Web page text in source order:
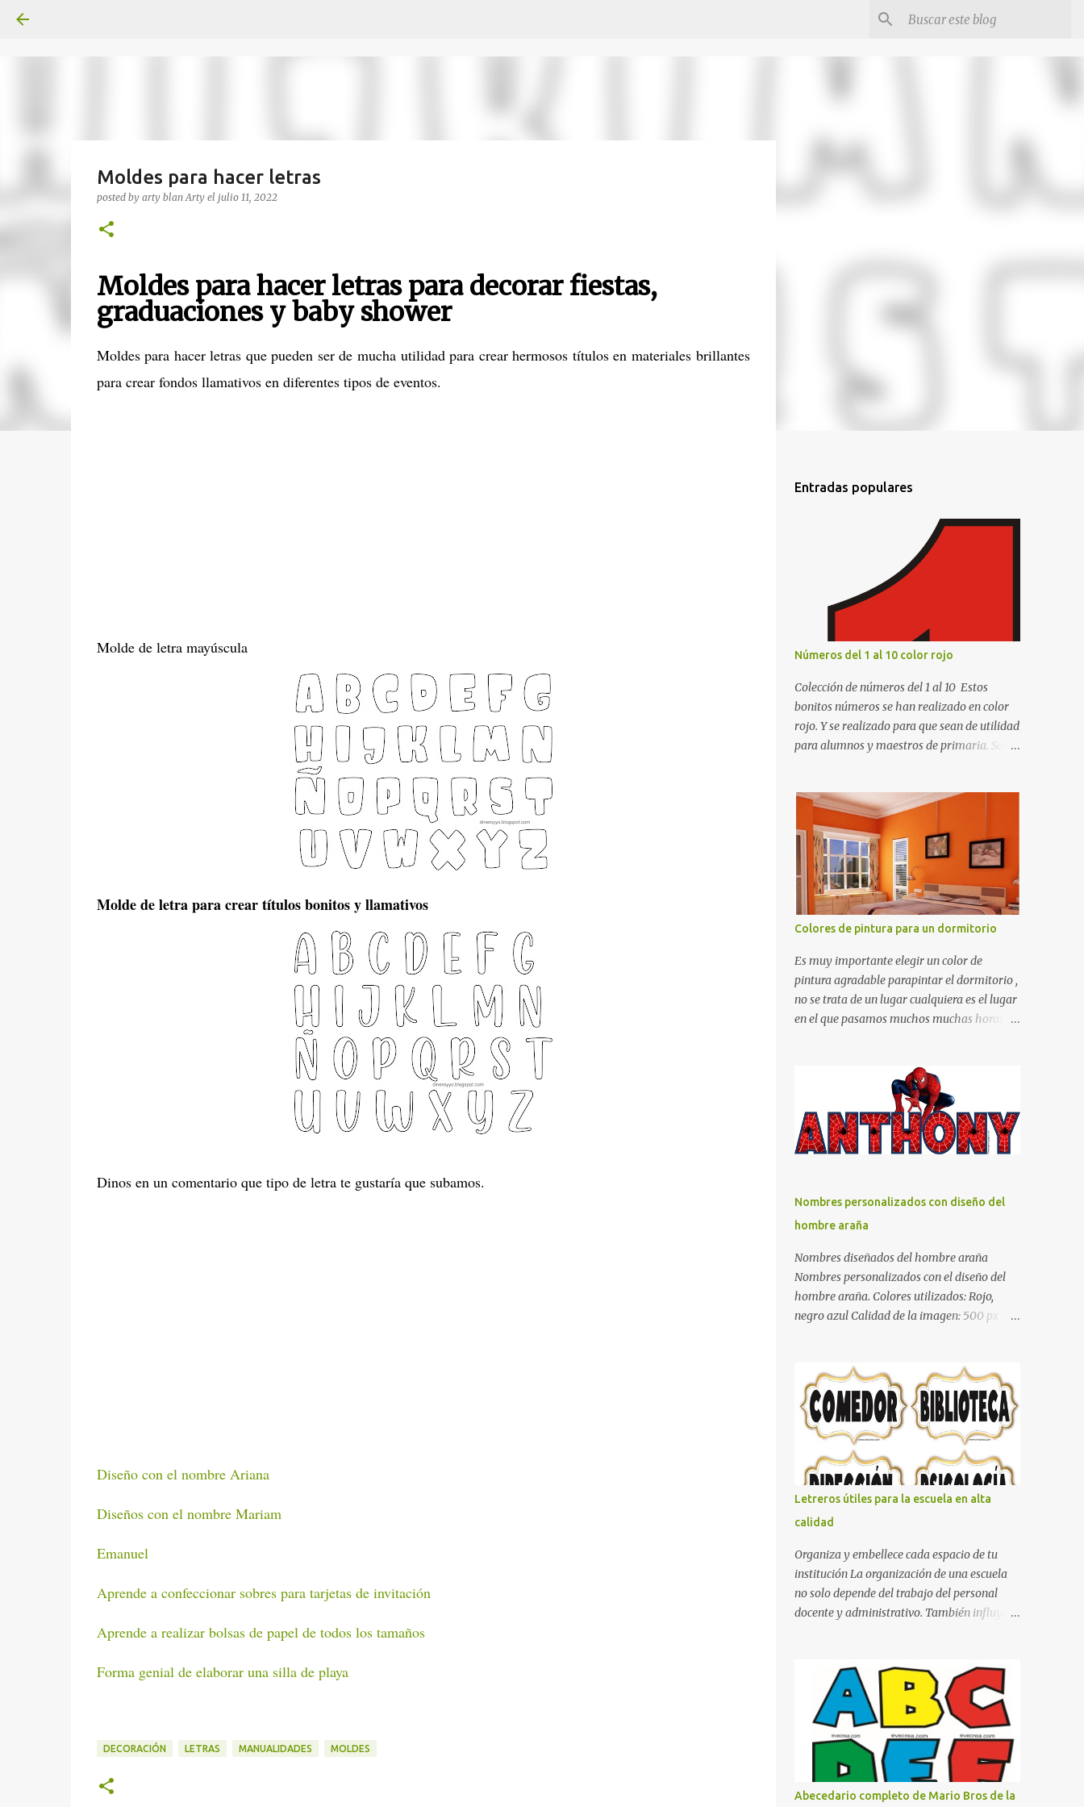
Moldes para hacer letras
posted by arty blanArty el julio 11, 2022
Moldes para hacer letras para decorar fiestas,
graduaciones y baby shower
Moldes para hacer letras que pueden ser de mucha utilidad para crear hermosos títulos en materiales brillantes
para crear fondos llamativos en diferentes tipos de eventos.
Molde de letra mayúscula
Molde de letra para crear títulos bonitos y llamativos
Dinos en un comentario que tipo de letra te gustaría que subamos.
Diseño con el nombre Ariana
Diseños con el nombre Mariam
Emanuel
Aprende a confeccionar sobres para tarjetas de invitación
Aprende a realizar bolsas de papel de todos los tamaños
Forma genial de elaborar una silla de playa
DECORACIÓN LETRAS MANUALIDADES MOLDES
Entradas populares
Números del 1 al 10 color rojo
Colección de números del 1 al 10 Estos
bonitos números se han realizado en color
rojo. Y se realizado para que sean de utilidad
para alumnos y maestros de primaria. Son
de recortar y se pueden utilizar en variedad
de cosas como ser recortes para tareas
escolares, para hacer juegos infantiles
matemáticos, para decorar los cumpleaños
de los niños, entre otras cosas.
Colores de pintura para un dormitorio
Es muy importante elegir un color de
pintura agradable parapintar el dormitorio ,
no se trata de un lugar cualquiera es el lugar
en el que pasamos muchos muchas horas y
de un lugar propio que utilizamos todos los
días y por ende debemos tratar de que éste
sea un lugar muy agradable y cómodo y
también para nuestra vista. Te mostramos
algunas sugerencias que pueden brindar la
dormitorio. El color naranja es una buena
opción para recibir esa luz y felicidad que
todo ser humano necesita. El color blanco es
ideal para lograr el relax total, es un color
que va con todo y además es color bastante
limpio que te dará esa sensación de calidez.
Los colores terra son excelentes para usar en
color muy relajante y por lo tanto entra en
la lista de colo...
Nombres personalizados con diseño del
hombre araña
Nombres diseñados del hombre araña
Nombres personalizados con el diseño del
hombre araña. Colores utilizados: Rojo,
negro azul Calidad de la imagen: 500 px Si
comentario y con gusto lo diseñamos.
Nombres con diseños Spiderman Sonic bella
Cartel de feliz cumpleaños de héroes en
pijamas Ideas para decorar el dormitorio
con pósters Cama con diseño de ring de
boxeo Ideas para decoraciones de fiestas
infantiles Cosas bonitas que se pueden hacer
con gomas de coche
Letreros útiles para la escuela en alta
calidad
Organiza y embellece cada espacio de tu
institución La organización de una escuela
no solo depende del trabajo del personal
docente y administrativo. También influye la
una función práctica al orientar a
estudiantes, padres de familia, docentes y
visitantes, pero además aportan un toque
decorativo que hace que la institución luzca
más ordenada, moderna y acogedora.
Pensando en esta necesidad, he diseñado
una colección de letreros útiles para la
Abecedario completo de Mario Bros de la